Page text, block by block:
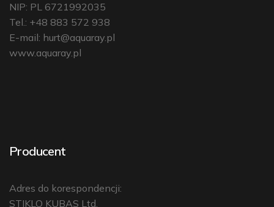
NIP: PL 6721992035
Tel.: +48 883 572 938
E-mail: hurt@aquaray.pl
www.aquaray.pl
Producent
Adres do korespondencji:
STIKLO KUBAS Ltd.